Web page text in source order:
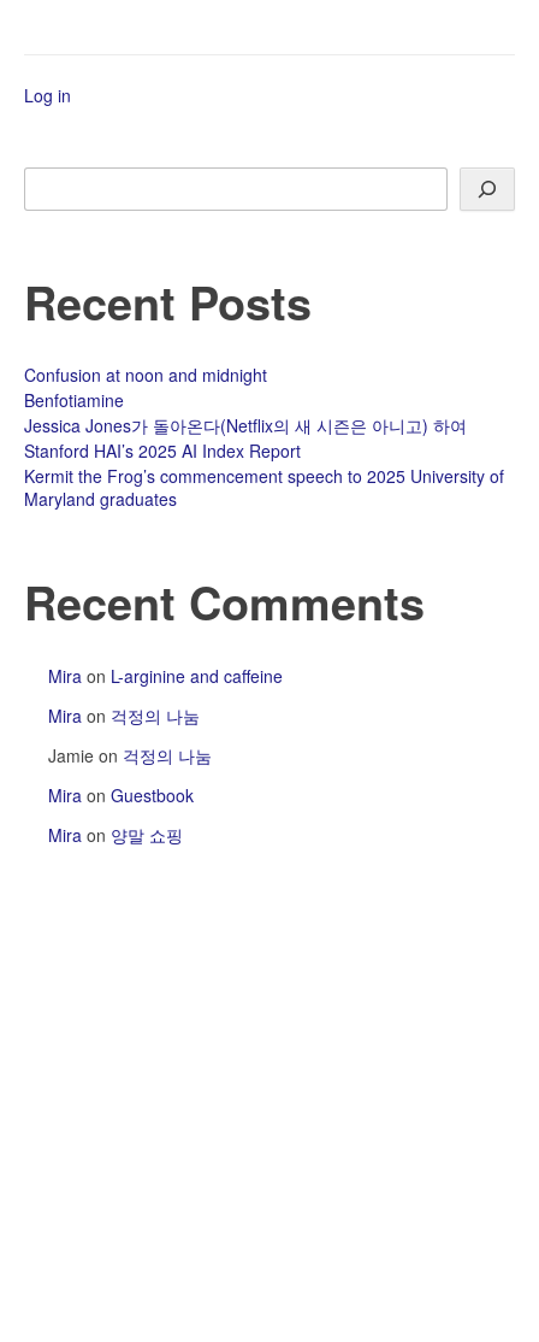
탐
Log in
Search
Recent Posts
Confusion at noon and midnight
Benfotiamine
Jessica Jones가 돌아온다(Netflix의 새 시즌은 아니고) 하여
Stanford HAI’s 2025 AI Index Report
Kermit the Frog’s commencement speech to 2025 University of
Maryland graduates
Recent Comments
Mira on L-arginine and caffeine
Mira on 걱정의 나눔
Jamie on 걱정의 나눔
Mira on Guestbook
Mira on 양말 쇼핑